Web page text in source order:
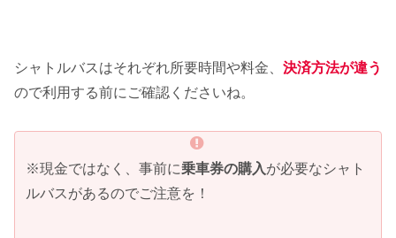
シャトルバスはそれぞれ所要時間や料金、 決済方法が違う
ので利用する前にご確認くださいね。
※現金ではなく、事前に乗車券の購入が必要なシャト
ルバスがあるのでご注意を！